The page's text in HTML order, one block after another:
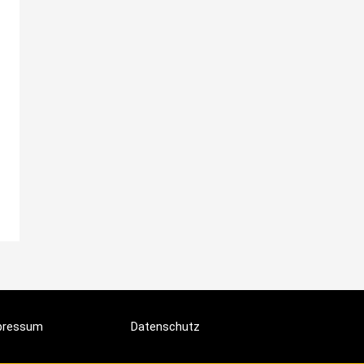
Datenschutz